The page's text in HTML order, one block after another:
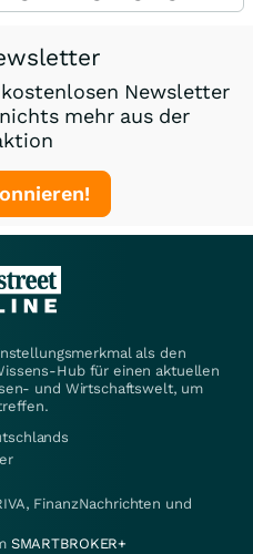
Newsletter
mehr aus der
als den
Hub für einen aktuellen
und Wirtschaftswelt, um
FinanzNachrichten und
SMARTBROKER+